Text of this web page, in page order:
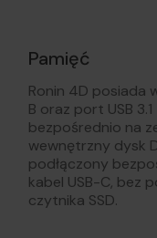
Pamięć
Ronin 4D posiada
B oraz port USB
bezpośrednio na
wewnętrzny dysk
podłączony
kabel USB-C, bez
czytnika SSD.